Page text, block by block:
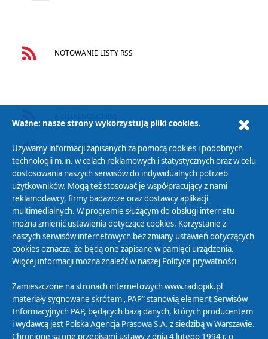
NOTOWANIE LISTY RSS
PODCAST AUDIO
Polityka Prywatności
Zasady korzystania z Serwisu
Organizacje Pożytku Publicznego
Cyfryzacja DAB+
Polityka ochrony danych osobowych
Abonament
Zamówienia publiczne
Ważne: nasze strony wykorzystują pliki cookies.
Używamy informacji zapisanych za pomocą cookies i podobnych
technologii m.in. w celach reklamowych i statystycznych oraz w celu
dostosowania naszych serwisów do indywidualnych potrzeb
użytkowników. Mogą też stosować je współpracujący z nami
reklamodawcy, firmy badawcze oraz dostawcy aplikacji
multimedialnych. W programie służącym do obsługi internetu
można zmienić ustawienia dotyczące cookies. Korzystanie z
naszych serwisów internetowych bez zmiany ustawień dotyczących
cookies oznacza, że będą one zapisane w pamięci urządzenia.
Więcej informacji można znaleźć w naszej Polityce prywatności
Zamieszczone na stronach internetowych www.radiopik.pl
materiały sygnowane skrótem „PAP” stanowią element Serwisów
Informacyjnych PAP, będących bazą danych, których producentem
i wydawcą jest Polska Agencja Prasowa S.A. z siedzibą w Warszawie.
Chronione są one przepisami ustawy z dnia 4 lutego 1994 r. o